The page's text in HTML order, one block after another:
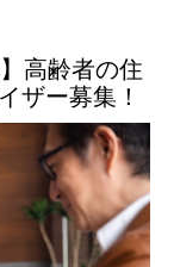
高齢者の住
ザー募集！